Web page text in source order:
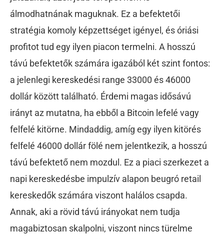
álmodhatnának maguknak. Ez a befektetői
stratégia komoly képzettséget igényel, és óriási
profitot tud egy ilyen piacon termelni. A hosszú
távú befektetők számára igazából két szint fontos:
a jelenlegi kereskedési range 33000 és 46000
dollár között található. Érdemi magas idősávú
irányt az mutatna, ha ebből a Bitcoin lefelé vagy
felfelé kitörne. Mindaddig, amíg egy ilyen kitörés
felfelé 46000 dollár fölé nem jelentkezik, a hosszú
távú befektető nem mozdul. Ez a piaci szerkezet a
napi kereskedésbe impulzív alapon beugró retail
kereskedők számára viszont halálos csapda.
Annak, aki a rövid távú irányokat nem tudja
magabiztosan skalpolni, viszont nincs türelme